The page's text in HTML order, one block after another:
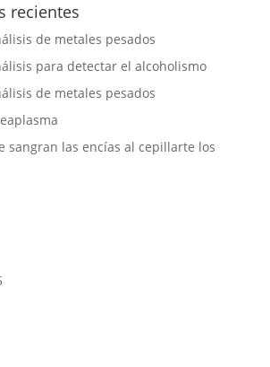
recientes
de metales pesados
para detectar el alcoholismo
de metales pesados
sangran las encías al cepillarte los